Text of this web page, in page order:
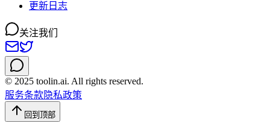
更新日志
关注我们
© 2025 toolin.ai. All rights reserved.
服务条款隐私政策
回到顶部